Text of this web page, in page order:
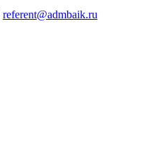
referent@admbaik.ru